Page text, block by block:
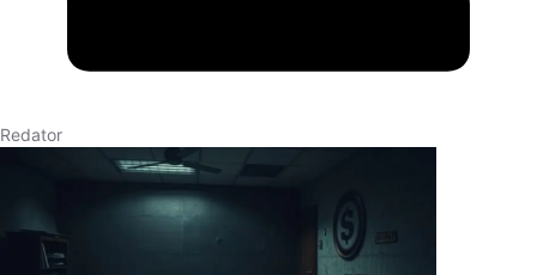
Redator